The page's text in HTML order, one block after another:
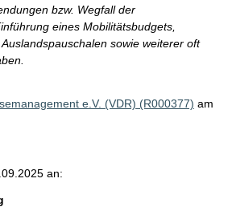
bzw. Wegfall der
eines Mobilitätsbudgets,
sowie weiterer oft
e.V. (VDR) (R000377) am
an: